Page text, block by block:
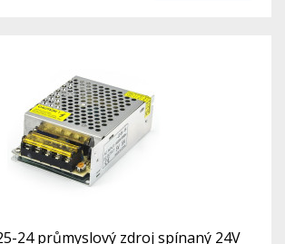
24 průmyslový zdroj spínaný 24V